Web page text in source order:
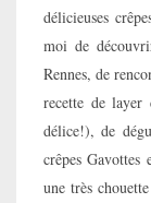
délicieuses
moi de
Rennes, de
recette de layer
délice!), de
crêpes
une très